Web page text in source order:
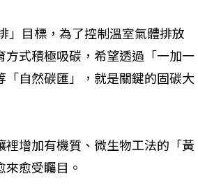
」目標，為了控制溫室氣體排放
式積極吸碳，希望透過「一加一
自然碳匯」，就是關鍵的固碳大
增加有機質、微生物工法的「黃
愈受矚目。